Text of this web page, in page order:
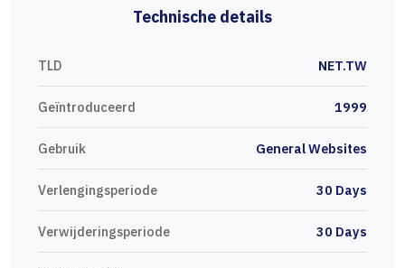
Technische details
TLD NET.TW
Geïntroduceerd 1999
Gebruik General Websites
Verlengingsperiode 30 Days
Verwijderingsperiode 30 Days